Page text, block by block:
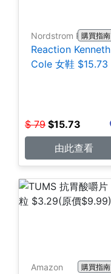
Nordstrom Rack購買指南
Reaction Kenneth
Cole 女鞋 $15.73
$ 79 $15.73
由此查看
Amazon 購買指南